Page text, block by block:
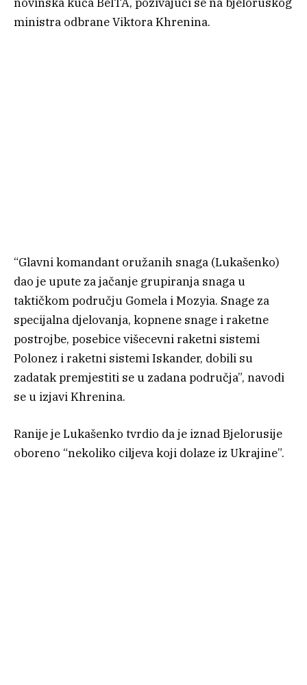
ministra odbrane Viktora Khrenina.
“Glavni komandant oružanih snaga (Lukašenko)
dao je upute za jačanje grupiranja snaga u
taktičkom području Gomela i Mozyia. Snage za
specijalna djelovanja, kopnene snage i raketne
postrojbe, posebice višecevni raketni sistemi
Polonez i raketni sistemi Iskander, dobili su
zadatak premjestiti se u zadana područja”, navodi
se u izjavi Khrenina.
Ranije je Lukašenko tvrdio da je iznad Bjelorusije
oboreno “nekoliko ciljeva koji dolaze iz Ukrajine”.